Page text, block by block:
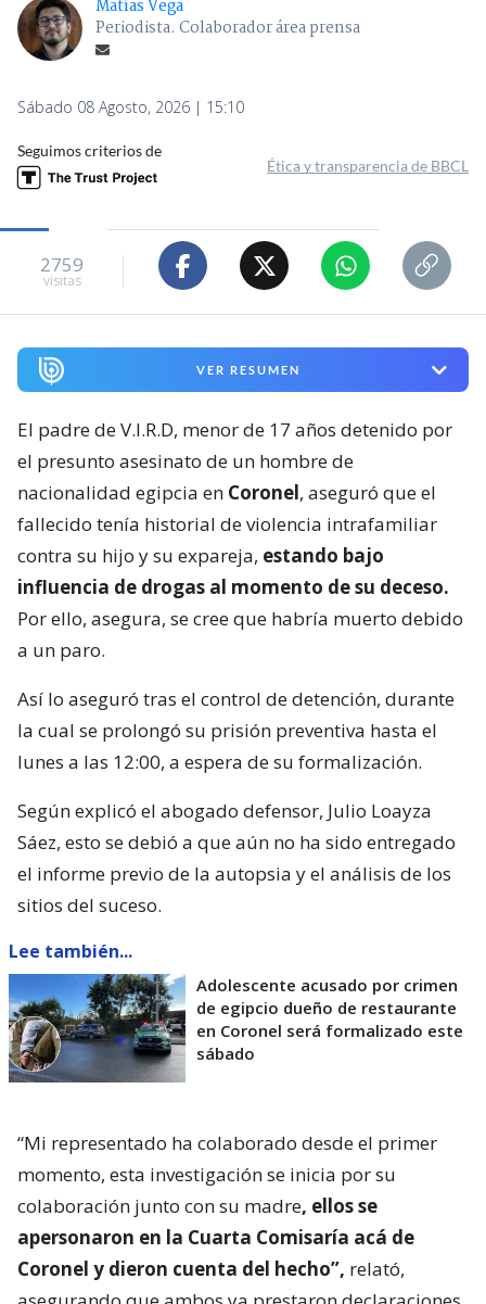
Matías Vega
Periodista. Colaborador área prensa
Sábado 08 Agosto, 2026 | 15:10
Seguimos criterios de
Ética y transparencia de BBCL
2759
visitas
VER RESUMEN
El padre de V.I.R.D, menor de 17 años detenido por
el presunto asesinato de un hombre de
nacionalidad egipcia en Coronel, aseguró que el
fallecido tenía historial de violencia intrafamiliar
contra su hijo y su expareja, estando bajo
influencia de drogas al momento de su deceso.
Por ello, asegura, se cree que habría muerto debido
a un paro.
Así lo aseguró tras el control de detención, durante
la cual se prolongó su prisión preventiva hasta el
lunes a las 12:00, a espera de su formalización.
Según explicó el abogado defensor, Julio Loayza
Sáez, esto se debió a que aún no ha sido entregado
el informe previo de la autopsia y el análisis de los
sitios del suceso.
Lee también...
Adolescente acusado por crimen
de egipcio dueño de restaurante
en Coronel será formalizado este
sábado
“Mi representado ha colaborado desde el primer
momento, esta investigación se inicia por su
colaboración junto con su madre, ellos se
apersonaron en la Cuarta Comisaría acá de
Coronel y dieron cuenta del hecho”, relató,